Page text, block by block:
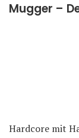
Mugger –
Hardcore mit